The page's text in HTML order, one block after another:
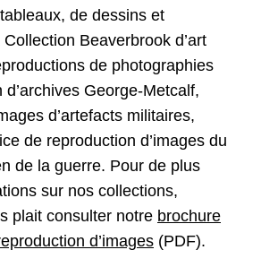
de dessins et
Collection Beaverbrook d’art
de photographies
George-Metcalf,
d’artefacts militaires,
de reproduction d’images du
de la guerre. Pour de plus
sur nos collections,
plait consulter notre brochure
d’images (PDF).